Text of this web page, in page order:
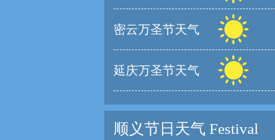
密云万圣节天气
延庆万圣节天气
顺义节日天气 Festival